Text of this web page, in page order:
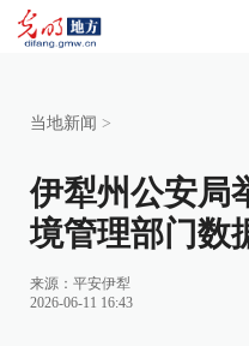
当地新闻 >
伊犁州公安局
境管理部门数
来源： 平安伊犁
2026-06-11 16:43